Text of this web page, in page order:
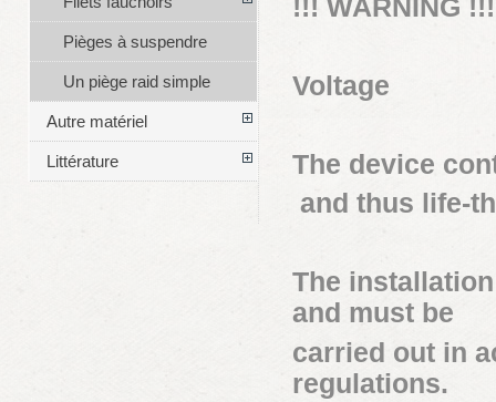
!!! WARNING !!!
Voltage
The device
and thus life-
The
and must be
carried out in
regulations.
Pièges à suspendre
Un piège raid simple
Autre matériel
Littérature